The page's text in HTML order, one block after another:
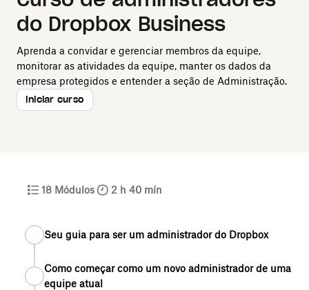
do Dropbox Business
Aprenda a convidar e gerenciar membros da equipe,
monitorar as atividades da equipe, manter os dados da
empresa protegidos e entender a seção de Administração.
Iniciar curso
18 Módulos 2 h 40 mín
Seu guia para ser um administrador do Dropbox
Como começar como um novo administrador de uma
equipe atual